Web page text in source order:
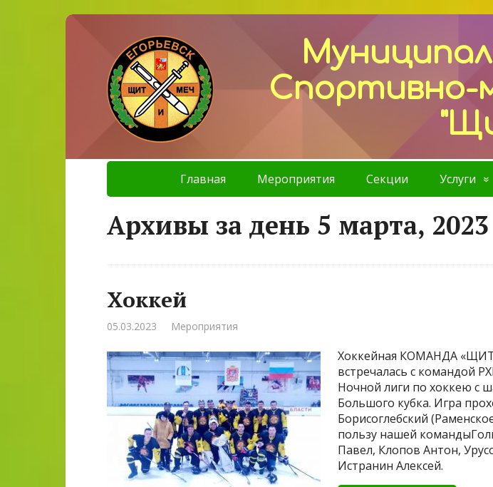
Спортивно-
Главная Мероприятия Секции Услуги
Архивы за день 5 марта, 2023
Хоккей
05.03.2023 Мероприятия
Хоккейная КОМАНДА
встречалась с командой
Ночной лиги по хоккею с
Большого кубка. Игра
Борисоглебский
пользу нашей
Павел, Клопов Антон,
Истранин Алексей.